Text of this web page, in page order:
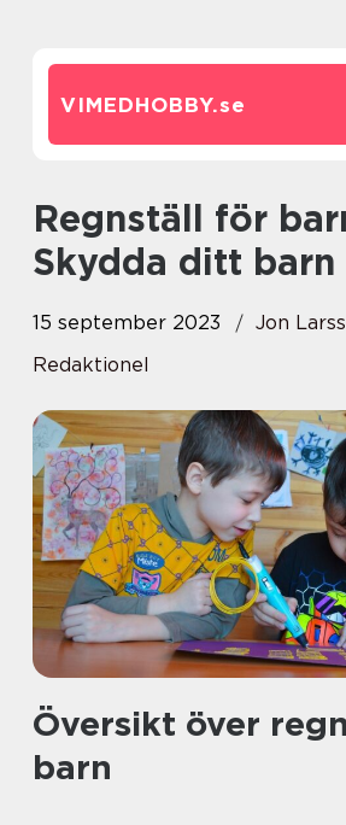
VIMEDHOBBY.se
Regnställ för barn –
Skydda ditt barn
15 september 2023
Jon
Redaktionel
Översikt över
barn